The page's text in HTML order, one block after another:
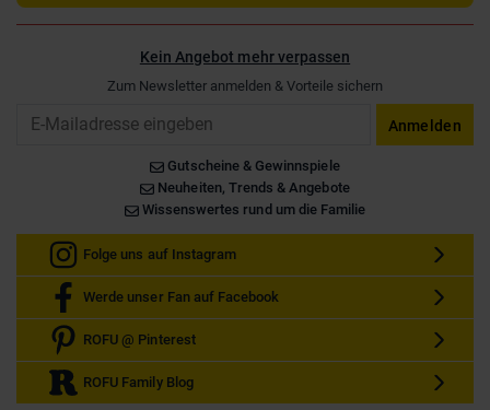
Kein Angebot mehr verpassen
Zum Newsletter anmelden & Vorteile sichern
Anmelden
Gutscheine & Gewinnspiele
Neuheiten, Trends & Angebote
Wissenswertes rund um die Familie
Folge uns auf Instagram
Werde unser Fan auf Facebook
ROFU @ Pinterest
ROFU Family Blog